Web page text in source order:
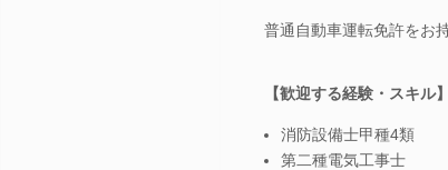
普通自動車運転免許をお
【歓迎する経験・スキ
消防設備士甲種4類
第二種電気工事士